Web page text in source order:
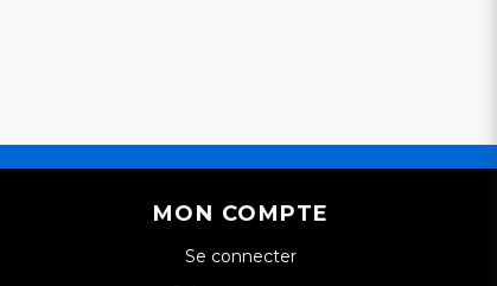
MON COMPTE
Se connecter